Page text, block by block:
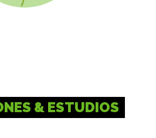
& ESTUDIOS